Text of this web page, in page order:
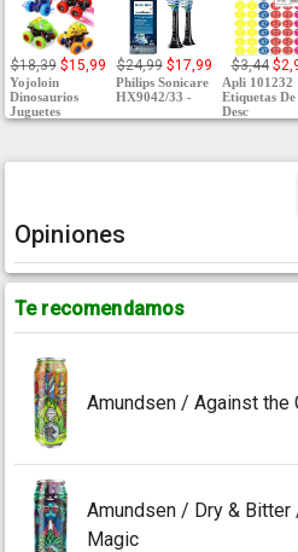
$18,39 $15,99
Yojoloin
Dinosaurios
Juguetes
$24,99 $17,99
Philips Sonicare
HX9042/33 -
$3,44
Apli 101232
Etiquetas De
Desc
Opiniones
Te recomendamos
Amundsen / Against the
Amundsen / Dry &
Magic